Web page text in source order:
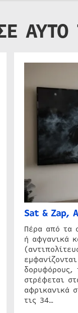
ΑΥΤΟ
Sat & Zap,
Πέρα από τα
ή αφγανικά
δορυφόρους,
στρέφεται
αφρικανικά
τις 34…